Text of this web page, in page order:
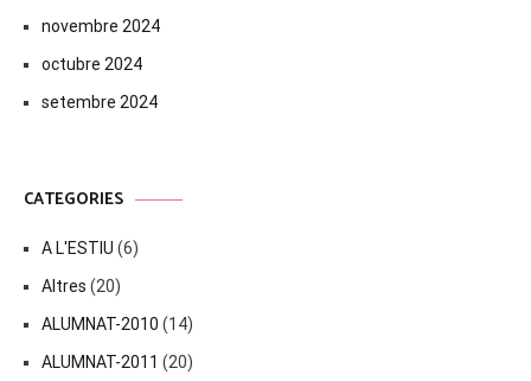
novembre 2024
octubre 2024
setembre 2024
CATEGORIES
A L'ESTIU (6)
Altres (20)
ALUMNAT-2010 (14)
ALUMNAT-2011 (20)